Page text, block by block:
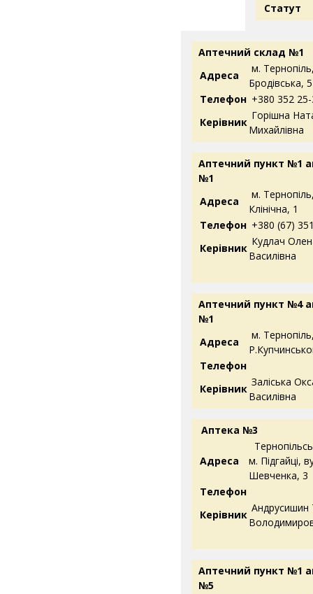
Статут
Аптечний склад №1
Адреса
м.
Бродівська, 5
Телефон +380 352
Керівник
Горішна
Михайлівна
Аптечний пункт №1
№1
Адреса
м.
Клінічна, 1
Телефон +380 (67)
Керівник
Кудлач
Василівна
Аптечний пункт №4
№1
Адреса
м.
Телефон
Керівник
Заліська
Василівна
Аптека №3
Адреса
м. Підгайці,
Шевченка, 3
Телефон
Керівник
Андрусишин
Аптечний пункт №1
№5